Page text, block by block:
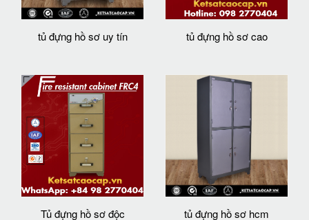
tủ đựng hồ sơ uy tín tủ đựng hồ sơ cao
Tủ đựng hồ sơ độc tủ đựng hồ sơ hcm